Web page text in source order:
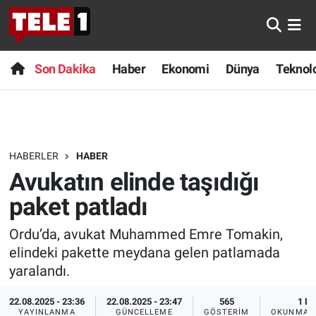
Son Dakika Haber Ekonomi Dünya
HABERLER HABER
Avukatın elinde taşıdığı
paket patladı
Ordu’da, avukat Muhammed Emre Tomakin,
elindeki pakette meydana gelen patlamada
yaralandı.
22.08.2025 - 23:36
YAYINLANMA
22.08.2025 - 23:47
GÜNCELLEME
565
GÖSTERIM
1 DK
OKUNMA
Anında Manşet
Başka Sohbetler
Bilim turu
Bilim ve Teknoloji Evreni
Doğa Konuşuyor
Dünya
Ege Saati
Son Dakika
Haber
Dünya
Teknoloji
Sağlık
Spor
Yayın Akışı
Nöbetçi Eczaneler
Hava Durumu
Trafik Durumu
Süper Lig Puan Durumu ve Fikstür
Tüm Manşetler
Son Dakika Haberleri
Haber Arşivi